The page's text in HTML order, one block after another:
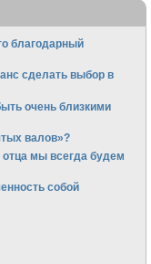
благодарный
сделать выбор в
очень близкими
валов»?
мы всегда будем
собой